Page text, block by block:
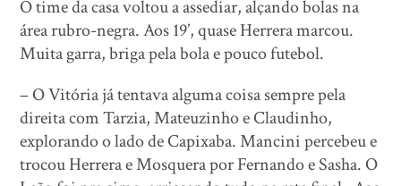
O time da casa voltou a assediar, alçando bolas na
área rubro-negra. Aos 19’, quase Herrera marcou.
Muita garra, briga pela bola e pouco futebol.
– O Vitória já tentava alguma coisa sempre pela
direita com Tarzia, Mateuzinho e Claudinho,
explorando o lado de Capixaba. Mancini percebeu e
trocou Herrera e Mosquera por Fernando e Sasha. O